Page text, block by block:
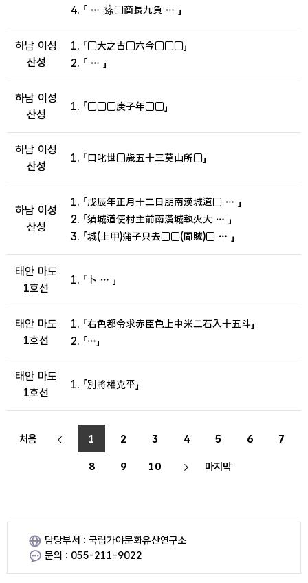
4. 「 … 蒢□商長九負 … 」
하남 이성
산성
1. 「□大之古□六今□□□」
2. 「 … 」
하남 이성
산성
1. 「□□□庚子年□□」
하남 이성
산성
1. 「口叱世□歲五十三莫山所□」
하남 이성
산성
1. 「戊辰年正月十二日朋南漢城道□ … 」
2. 「須城道使村主前南漢城執火大 … 」
3. 「城(上甲)蒲子只去□□(聞賊)□ … 」
태안 마도
1호선
1. 「卜 … 」
태안 마도
1호선
1. 「右色都令求赤臣色上中米二石入十五斗」
2. 「…」
태안 마도
1호선
1. 「別將權克平」
처음 1 2 3 4 5 6 7
8 9 10 마지막
담당부서 : 국립가야문화유산연구소
문의 : 055-211-9022